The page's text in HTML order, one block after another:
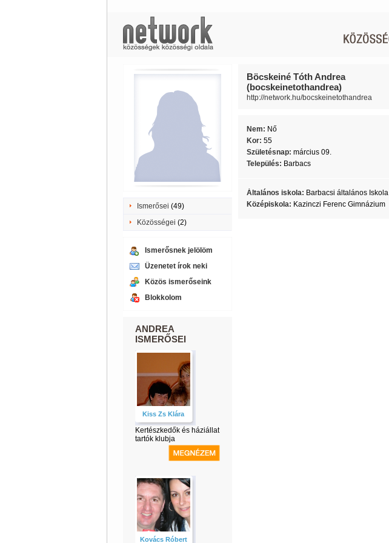
Ismerősei (49)
Közösségei (2)
Ismerősnek jelölöm
Üzenetet írok neki
Közös ismerőseink
Blokkolom
ANDREA
ISMERŐSEI
Kiss Zs Klára
Kertészkedők és háziállat
tartók klubja
Kovács Róbert
Böcskeiné Tóth Andrea
(bocskeinetothandrea)
http://network.hu/bocskeinetothandrea
Nem: Nő
Kor: 55
Születésnap: március 09.
Település: Barbacs
Általános iskola: Barbacsi általános Iskola
Középiskola: Kazinczi Ferenc Gimnázium